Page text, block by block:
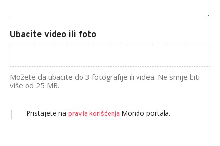
Ubacite video ili foto
Možete da ubacite do 3 fotografije ili videa. Ne smije biti
više od 25 MB.
Pristajete na pravila korišćenja Mondo portala.